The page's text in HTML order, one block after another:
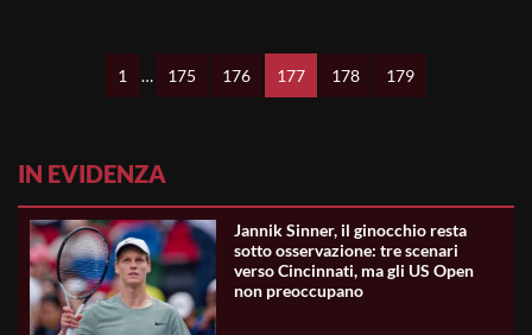
1 … 175 176 177 178 179
IN EVIDENZA
Jannik Sinner, il ginocchio resta
sotto osservazione: tre scenari
verso Cincinnati, ma gli US Open
non preoccupano